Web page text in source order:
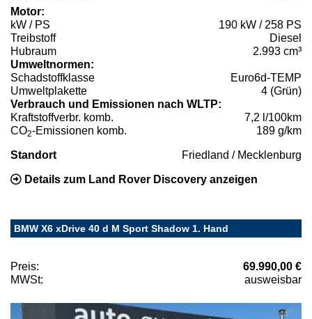
Motor:
kW / PS
190 kW / 258 PS
Treibstoff
Diesel
Hubraum
2.993 cm³
Umweltnormen:
Schadstoffklasse
Euro6d-TEMP
Umweltplakette
4 (Grün)
Verbrauch und Emissionen nach WLTP:
Kraftstoffverbr. komb.
7,2 l/100km
CO2-Emissionen komb. 189 g/km
Standort Friedland / Mecklenburg
Details zum Land Rover Discovery anzeigen
BMW X6 xDrive 40 d M Sport Shadow 1. Hand
Preis:
69.990,00 €
MWSt:
ausweisbar